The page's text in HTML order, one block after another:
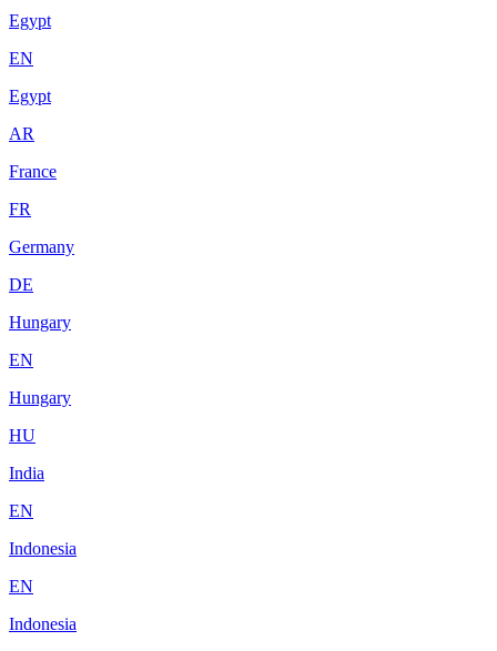
Egypt
EN
Egypt
AR
France
FR
Germany
DE
Hungary
EN
Hungary
HU
India
EN
Indonesia
EN
Indonesia